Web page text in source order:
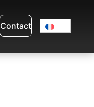
Contact